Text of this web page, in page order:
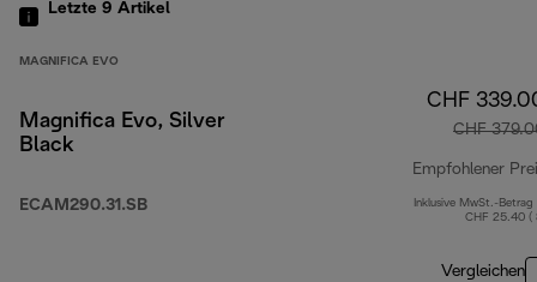
Letzte 9 Artikel
MAGNIFICA EVO
Magnifica Evo, Silver
Black
ECAM290.31.SB
CHF
CHF
Empfohlener
Inklusive MwSt.-Betrag
CHF 25.40 (
Vergleichen